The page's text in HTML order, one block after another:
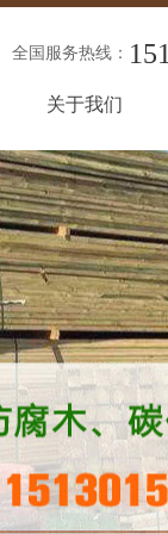
全国服务热线：
关于我们